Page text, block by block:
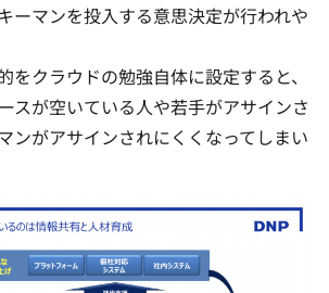
ーマンを投入する意思決定が行われや
をクラウドの勉強自体に設定すると、
スが空いている人や若手がアサインさ
ンがアサインされにくくなってしまい